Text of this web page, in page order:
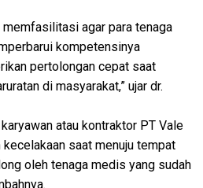
memfasilitasi agar para tenaga
kompetensinya
pertolongan cepat saat
di masyarakat,” ujar dr.
atau kontraktor PT Vale
saat menuju tempat
oleh tenaga medis yang sudah